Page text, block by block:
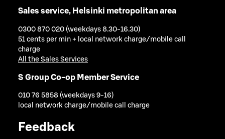
Sales service, Helsinki metropolitan area
0300 870 020 (weekdays 8.30-16.30)
51 cents per min + local network charge/mobile call
charge
All the Sales Services
S Group Co-op Member Service
010 76 5858 (weekdays 9-16)
local network charge/mobile call charge
Feedback